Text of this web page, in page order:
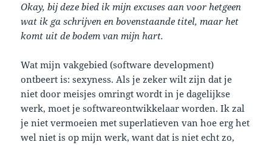
Okay, bij deze bied ik mijn excuses aan voor hetgeen
wat ik ga schrijven en bovenstaande titel, maar het
komt uit de bodem van mijn hart.
Wat mijn vakgebied (software development)
ontbeert is: sexyness. Als je zeker wilt zijn dat je
niet door meisjes omringt wordt in je dagelijkse
werk, moet je softwareontwikkelaar worden. Ik zal
je niet vermoeien met superlatieven van hoe erg het
wel niet is op mijn werk, want dat is niet echt zo,